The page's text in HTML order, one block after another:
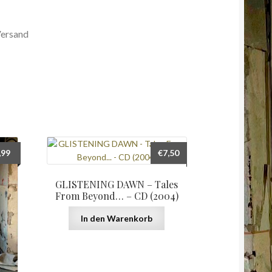
GLISTENING DAWN – Tales
From Beyond… – CD (2004)
€7,50
In den Warenkorb